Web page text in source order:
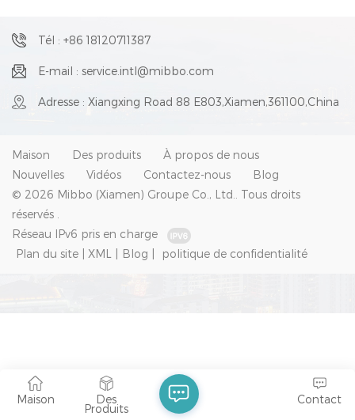
Tél : +86 18120711387
E-mail : service.intl@mibbo.com
Adresse : Xiangxing Road 88 E803,Xiamen,361100,China
Maison Des produits
À propos de nous
Nouvelles
Vidéos Contactez-nous
Blog
© 2026 Mibbo (Xiamen) Groupe Co., Ltd.. Tous droits
réservés .
Réseau IPv6 pris en charge
Plan du site
XML Blog politique de confidentialité
Maison Des
Produits
Contact